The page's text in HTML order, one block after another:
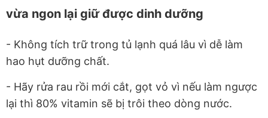
vừa ngon lại giữ được dinh dưỡng
- Không tích trữ trong tủ lạnh quá lâu vì dễ làm
hao hụt dưỡng chất.
- Hãy rửa rau rồi mới cắt, gọt vỏ vì nếu làm ngược
lại thì 80% vitamin sẽ bị trôi theo dòng nước.